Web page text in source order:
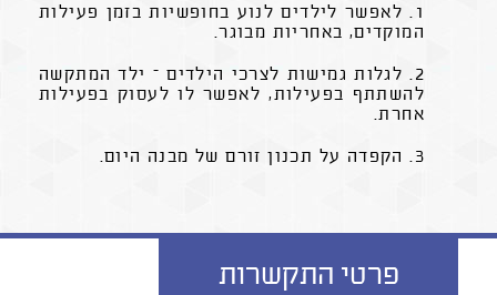
1. לאפשר לילדים לנוע בחופשיות בזמן פעילות
המוקדים, באחריות מבוגר.
2. לגלות גמישות לצרכי הילדים – ילד המתקשה
להשתתף בפעילות, לאפשר לו לעסוק בפעילות
אחרת.
3. הקפדה על תכנון זורם של מבנה היום.
פרטי התקשרות